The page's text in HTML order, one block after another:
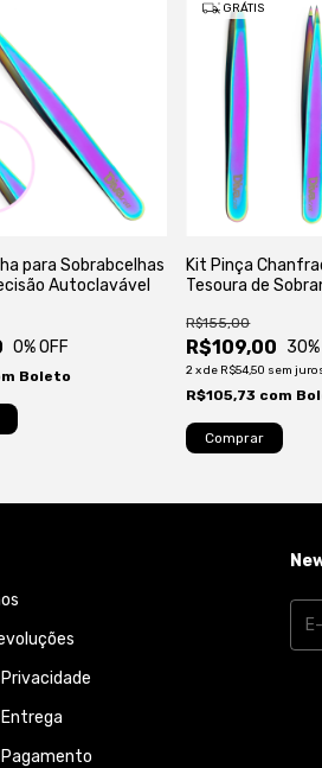
para Sobrabcelhas
Autoclavável
0% OFF
Boleto
GRÁTIS
Kit Pinça
Tesoura de
R$109,00
R$155,00
30
2xde R$54,50 sem
R$105,73 com